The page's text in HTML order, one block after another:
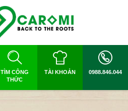
TÌM CÔNG
THỨC
TÀI KHOẢN 0988.846.044